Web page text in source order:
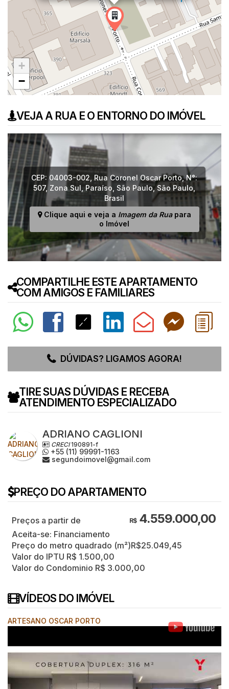
+
−
VEJA A RUA E O ENTORNO DO IMÓVEL
CEP: 04003-002 ,Rua Coronel Oscar Porto,N°:
507, Zona Sul Paraíso São Paulo,São Paulo
Brasil
Clique aqui e veja a Imagem da Ruapara
o Imóvel
COMPARTILHE ESTE APARTAMENTO
COM AMIGOS E FAMILIARES
DÚVIDAS? LIGAMOS AGORA!
TIRE SUAS DÚVIDAS E RECEBA
ATENDIMENTO ESPECIALIZADO
ADRIANO CAGLIONI
CRECI190891-f
+55 (11) 99991-1163
segundoimovel@gmail.com
PREÇO DO APARTAMENTO
R$4.559.000,00
Aceita-se: Financiamento
Preço do metro quadrado (m²)R$25.049,45
Valor do IPTU R$ 1.500,00
Valor do Condominio R$ 3.000,00
VÍDEOS DO IMÓVEL
ARTESANO OSCAR PORTO